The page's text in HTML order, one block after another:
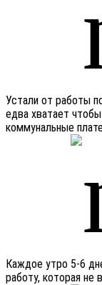
Устали от работы
едва хватает
коммунальные
Каждое утро 5-6
работу, которая не